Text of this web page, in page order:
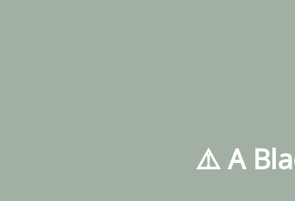
⚠️ A